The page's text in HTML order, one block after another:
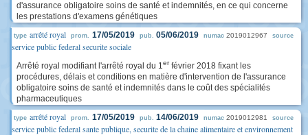
d'assurance obligatoire soins de santé et indemnités, en ce qui concerne
les prestations d'examens génétiques
type arrêté royal prom. 17/05/2019 pub. 05/06/2019 numac 2019012967 source
service public federal securite sociale
Arrêté royal modifiant l'arrêté royal du 1er février 2018 fixant les
procédures, délais et conditions en matière d'intervention de l'assurance
obligatoire soins de santé et indemnités dans le coût des spécialités
pharmaceutiques
type arrêté royal prom. 17/05/2019 pub. 14/06/2019 numac 2019012981 source
service public federal sante publique, securite de la chaine alimentaire et environnement